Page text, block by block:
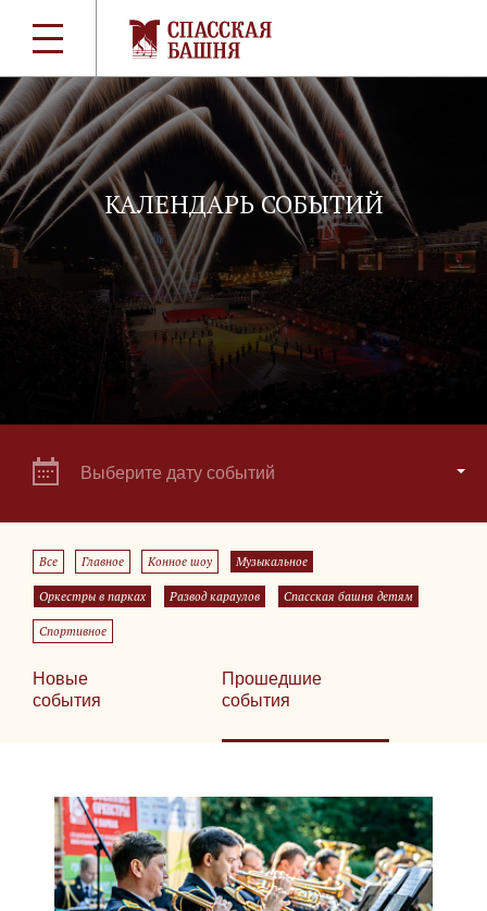
КАЛЕНДАРЬ СОБЫТИЙ
Выберите дату событий
Все Главное Конное шоу Музыкальное
Оркестры в парках Развод караулов Спасская башня детям
Спортивное
Новые
события
Прошедшие
события